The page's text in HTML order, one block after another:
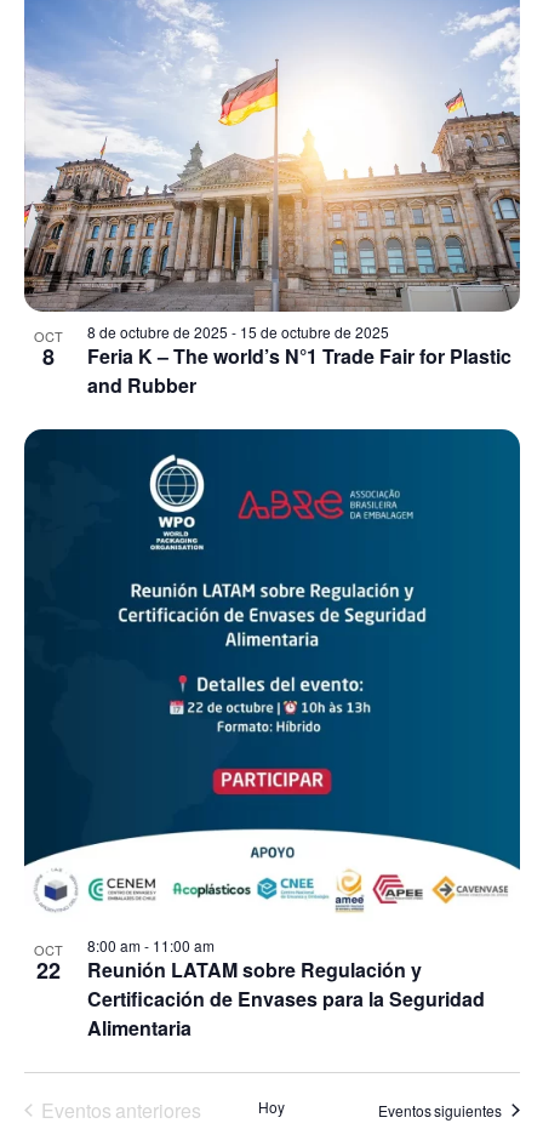
OCT
8
Feria K – The world’s N°1 Trade Fair for Plastic
and Rubber
8 de octubre de 2025 - 15 de octubre de 2025
OCT
22
Reunión LATAM sobre Regulación y
Certificación de Envases para la Seguridad
Alimentaria
8:00 am- 11:00 am
Eventosanteriores Hoy Eventossiguientes